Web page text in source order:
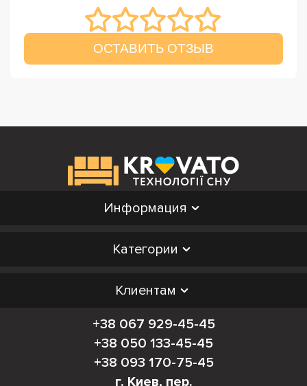
ОСТАВИТЬ ОТЗЫВ
Информация
Категории
Клиентам
+38 067 929-45-45
+38 050 133-45-45
+38 093 170-75-45
г. Киев, пер.